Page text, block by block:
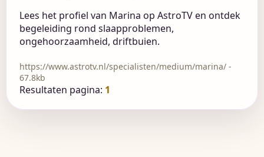
Lees het profiel van Marina op AstroTV en ontdek
begeleiding rond slaapproblemen,
ongehoorzaamheid, driftbuien.
https://www.astrotv.nl/specialisten/medium/marina/ -
67.8kb
Resultaten pagina: 1